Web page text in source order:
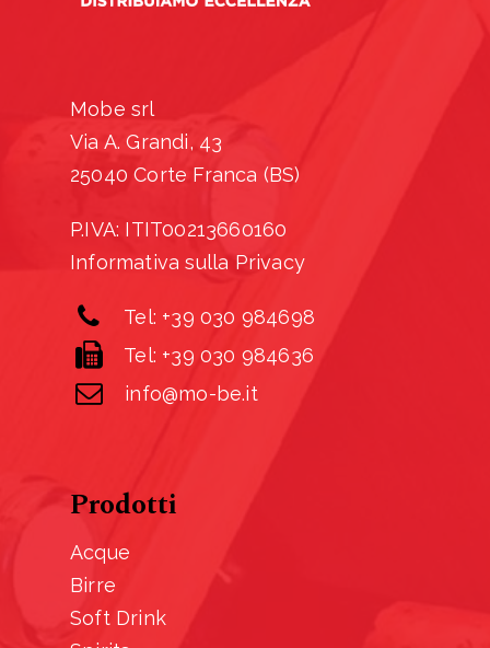
Mobe srl
Via A. Grandi, 43
25040 Corte Franca (BS)
P.IVA: ITIT00213660160
Informativa sulla Privacy
Tel: +39 030 984698
Tel: +39 030 984636
info@mo-be.it
Prodotti
Acque
Birre
Soft Drink